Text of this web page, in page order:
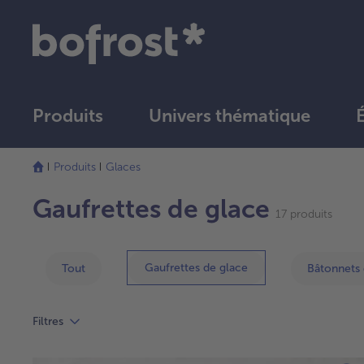
Produits Univers thématique
Produits
Glaces
Gaufrettes de glace 17 produits
Tout Gaufrettes de glace Bâtonnets
Filtres
La
liste
été
actualisée.